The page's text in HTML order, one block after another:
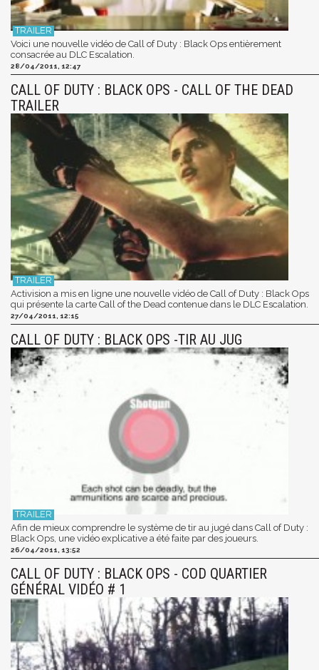
Voici une nouvelle vidéo de Call of Duty : Black Ops entièrement
consacrée au DLC Escalation.
28/04/2011, 12:47
CALL OF DUTY : BLACK OPS - CALL OF THE DEAD
TRAILER
Activision a mis en ligne une nouvelle vidéo de Call of Duty : Black Ops
qui présente la carte Call of the Dead contenue dans le DLC Escalation.
27/04/2011, 12:15
CALL OF DUTY : BLACK OPS -TIR AU JUG
Afin de mieux comprendre le système de tir au jugé dans Call of Duty :
Black Ops, une vidéo explicative a été faite par des joueurs.
26/04/2011, 13:52
CALL OF DUTY : BLACK OPS - COD QUARTIER
GÉNÉRAL VIDÉO # 1